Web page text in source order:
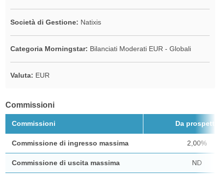
Società di Gestione: Natixis
Categoria Morningstar: Bilanciati Moderati EUR - Globali
Valuta: EUR
Commissioni
Commissioni Da prospetto
Commissione di ingresso massima 2,00%
Commissione di uscita massima ND